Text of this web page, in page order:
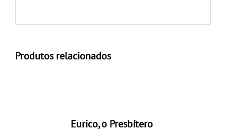
Produtos relacionados
Eurico, o Presbítero